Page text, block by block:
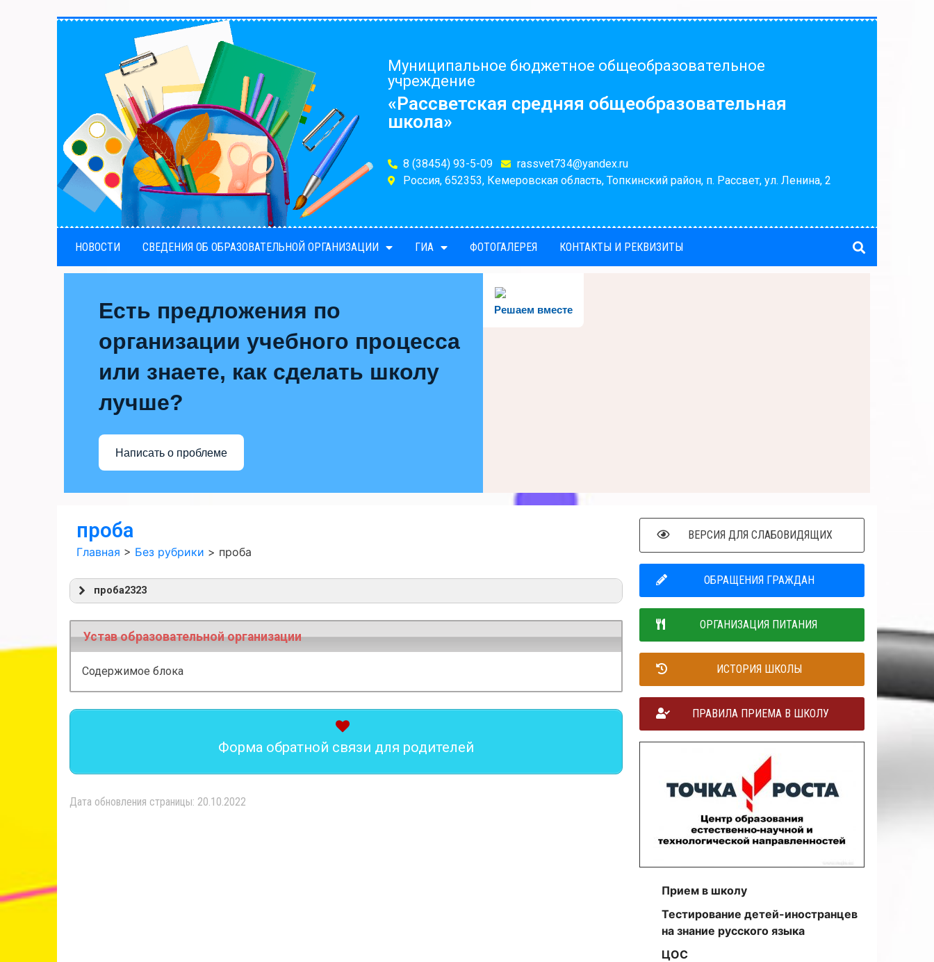
Муниципальное бюджетное общеобразовательное
учреждение
«Рассветская средняя общеобразовательная
школа»
8 (38454) 93-5-09
rassvet734@yandex.ru
Россия, 652353, Кемеровская область, Топкинский район, п. Рассвет, ул. Ленина, 2
НОВОСТИ СВЕДЕНИЯ ОБ ОБРАЗОВАТЕЛЬНОЙ ОРГАНИЗАЦИИ ГИА ФОТОГАЛЕРЕЯ КОНТАКТЫ И РЕКВИЗИТЫ
Решаем вместе
Есть предложения по
организации учебного процесса
или знаете, как сделать школу
лучше?
Написать о проблеме
проба
Главная > Без рубрики > проба
проба2323
Устав образовательной организации
Содержимое блока
Форма обратной связи для родителей
Дата обновления страницы: 20.10.2022
ВЕРСИЯ ДЛЯ СЛАБОВИДЯЩИХ
ОБРАЩЕНИЯ ГРАЖДАН
ОРГАНИЗАЦИЯ ПИТАНИЯ
ИСТОРИЯ ШКОЛЫ
ПРАВИЛА ПРИЕМА В ШКОЛУ
Прием в школу
Тестирование детей-иностранцев
на знание русского языка
ЦОС